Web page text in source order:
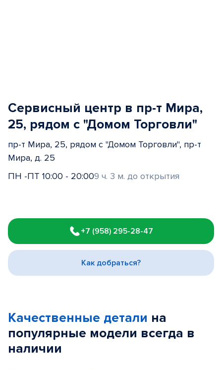
Сервисный центр в пр-т Мира,
25, рядом с "Домом Торговли"
пр-т Мира, 25, рядом с "Домом Торговли", пр-т
Мира, д. 25
ПН -ПТ 10:00 - 20:009 ч. 3 м. до открытия
1
of
3
+7 (958) 295-28-47
Как добраться?
Качественные детали на
популярные модели всегда в
наличии